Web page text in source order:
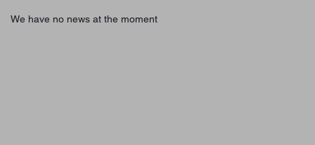
We have no news at the moment